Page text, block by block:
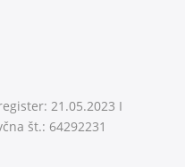
21.05.2023 I
št.: 64292231